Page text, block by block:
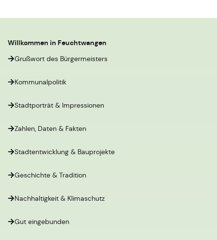
Willkommen in Feuchtwangen
Grußwort des Bürgermeisters
Kommunalpolitik
Stadtporträt & Impressionen
Zahlen, Daten & Fakten
Stadtentwicklung & Bauprojekte
Geschichte & Tradition
Nachhaltigkeit & Klimaschutz
Gut eingebunden